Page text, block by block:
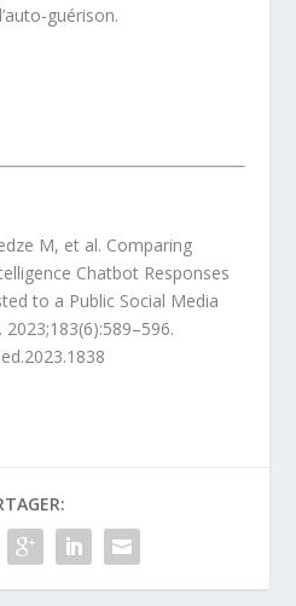
guérison.
M, et al. Comparing
Chatbot Responses
to a Public Social Media
2023;183(6):589–596.